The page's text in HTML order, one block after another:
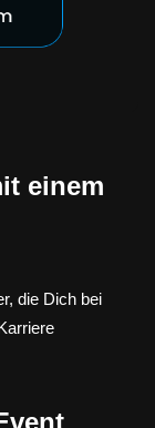
einem
die Dich bei